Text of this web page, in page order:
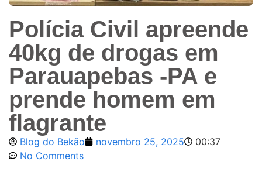
Polícia Civil apreende
40kg de drogas em
Parauapebas -PA e
prende homem em
flagrante
Blog do Bekão novembro 25, 2025
00:37
No Comments